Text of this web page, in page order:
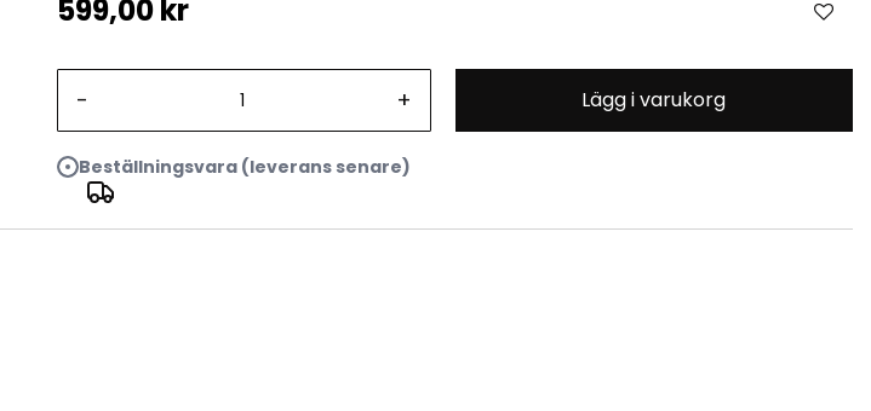
599,00 kr
- + Lägg i varukorg
Beställningsvara (leverans senare)